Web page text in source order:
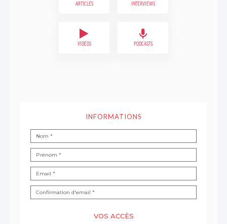
ARTICLES INTERVIEWS
VIDÉOS PODCASTS